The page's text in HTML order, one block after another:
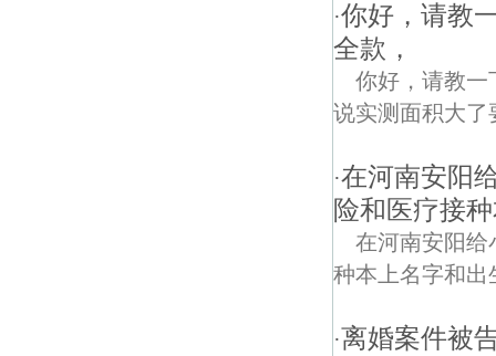
·你好，请教
全款，
你好，请教一
说实测面积大了
·在河南安阳
险和医疗接
在河南安阳给
种本上名字和出
·离婚案件被